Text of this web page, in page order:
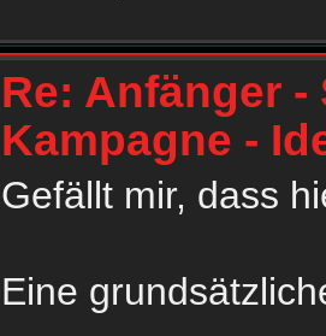
Re: Anfänger
Kampagne -
Gefällt mir, dass
Eine